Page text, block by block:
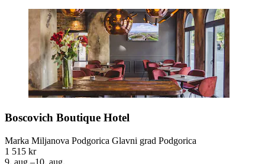
Boscovich Boutique Hotel
Marka Miljanova Podgorica Glavni grad Podgorica
1 515 kr
9. aug.–10. aug.